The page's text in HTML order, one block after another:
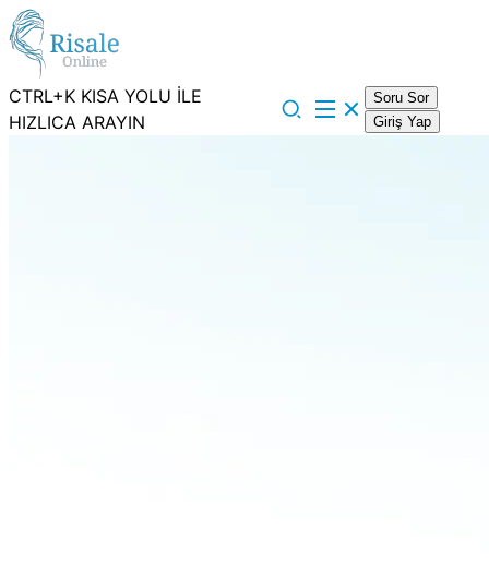
CTRL+K KISA YOLU İLE
HIZLICA ARAYIN
Soru Sor
Giriş Yap